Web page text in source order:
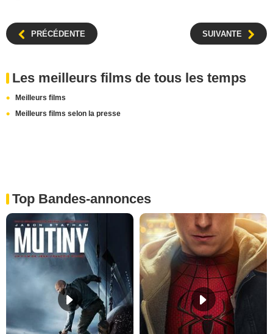
PRÉCÉDENTE SUIVANTE
Les meilleurs films de tous les temps
Meilleurs films
Meilleurs films selon la presse
Top Bandes-annonces